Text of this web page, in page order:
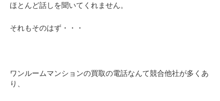
ほとんど話しを聞いてくれません。
それもそのはず・・・
ワンルームマンションの買取の電話なんて競合他社が多くあ
り、